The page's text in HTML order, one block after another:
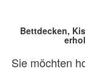
Bettdecken,
Sie möchten